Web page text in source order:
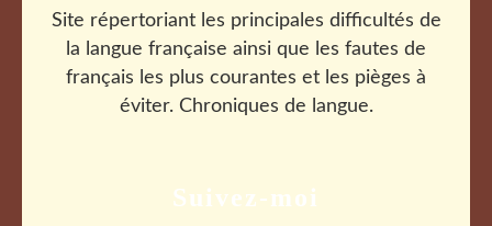
Suivez-moi
Site répertoriant les principales difficultés de
la langue française ainsi que les fautes de
français les plus courantes et les pièges à
éviter. Chroniques de langue.